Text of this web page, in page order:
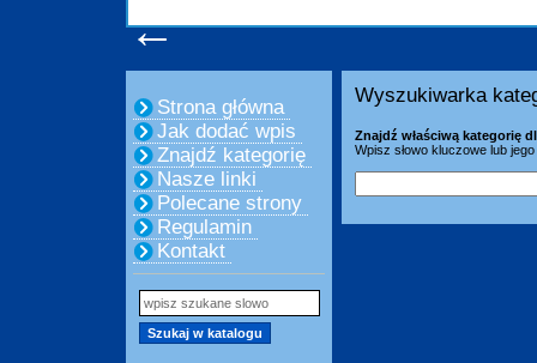
←
Strona główna
Jak dodać wpis
Znajdź kategorię
Nasze linki
Polecane strony
Regulamin
Kontakt
Wyszukiwarka
Znajdź właściwą kategorię
Wpisz słowo kluczowe lub